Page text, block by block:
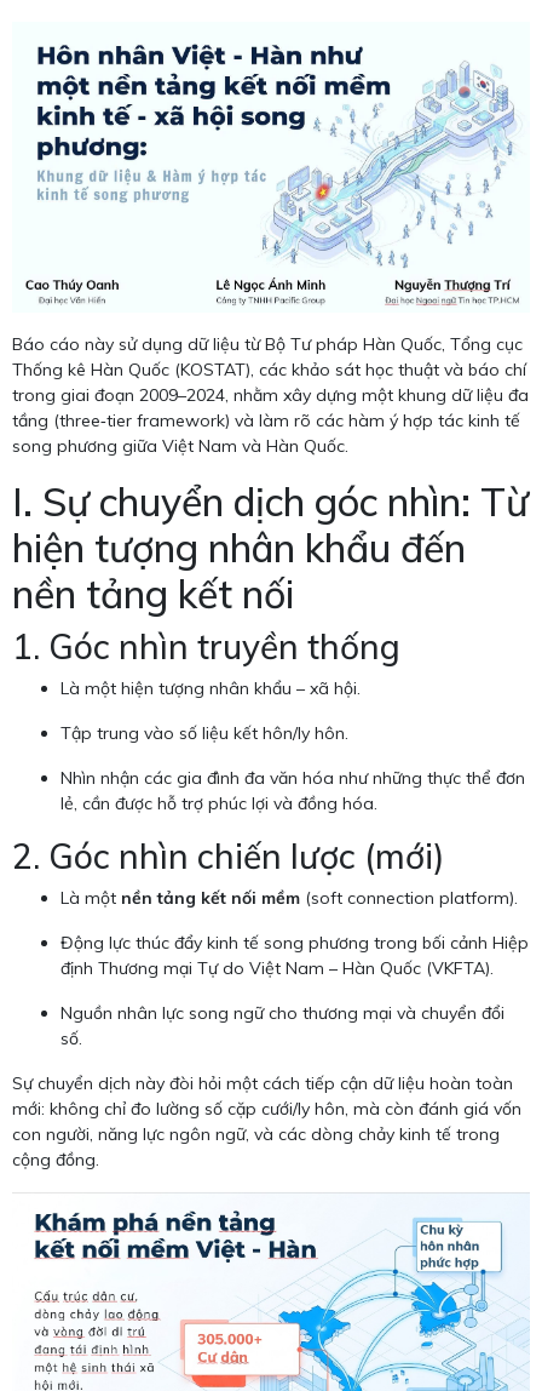
Báo cáo này sử dụng dữ liệu từ Bộ Tư pháp Hàn Quốc, Tổng cục
Thống kê Hàn Quốc (KOSTAT), các khảo sát học thuật và báo chí
trong giai đoạn 2009–2024, nhằm xây dựng một khung dữ liệu đa
tầng (three‑tier framework) và làm rõ các hàm ý hợp tác kinh tế
song phương giữa Việt Nam và Hàn Quốc.
I. Sự chuyển dịch góc nhìn: Từ
hiện tượng nhân khẩu đến
nền tảng kết nối
1. Góc nhìn truyền thống
Là một hiện tượng nhân khẩu – xã hội.
Tập trung vào số liệu kết hôn/ly hôn.
Nhìn nhận các gia đình đa văn hóa như những thực thể đơn
lẻ, cần được hỗ trợ phúc lợi và đồng hóa.
2. Góc nhìn chiến lược (mới)
Là một nền tảng kết nối mềm (soft connection platform).
Động lực thúc đẩy kinh tế song phương trong bối cảnh Hiệp
định Thương mại Tự do Việt Nam – Hàn Quốc (VKFTA).
Nguồn nhân lực song ngữ cho thương mại và chuyển đổi
số.
Sự chuyển dịch này đòi hỏi một cách tiếp cận dữ liệu hoàn toàn
mới: không chỉ đo lường số cặp cưới/ly hôn, mà còn đánh giá vốn
con người, năng lực ngôn ngữ, và các dòng chảy kinh tế trong
cộng đồng.